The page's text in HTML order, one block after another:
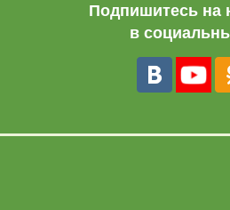
Подпишитесь на
в